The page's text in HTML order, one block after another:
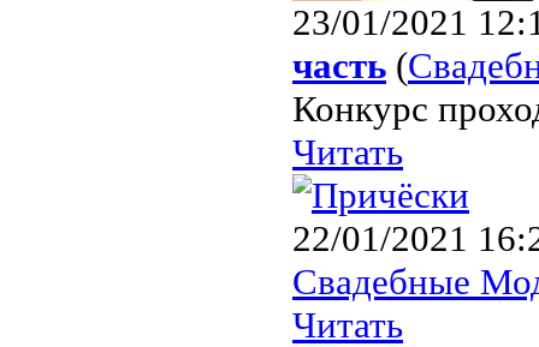
23/01/2021
часть (
Конкурс
Читать
22/01/2021
Свадебные
Читать